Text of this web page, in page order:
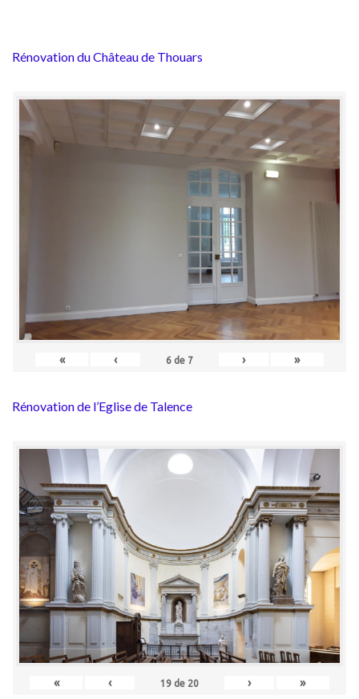
Rénovation du Château de Thouars
« ‹ 6 de 7 › »
Rénovation de l’Eglise de Talence
« ‹ 19 de 20 › »